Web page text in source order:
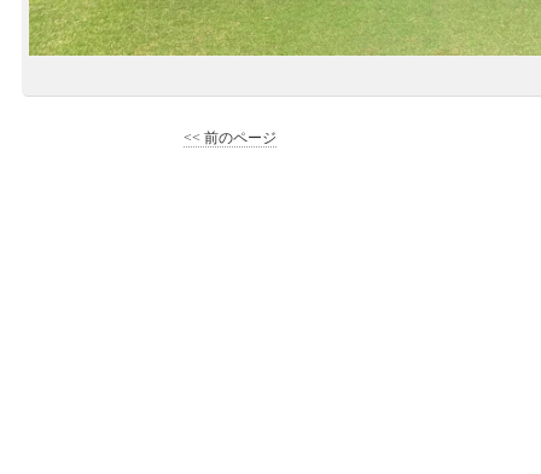
<< 前のページ